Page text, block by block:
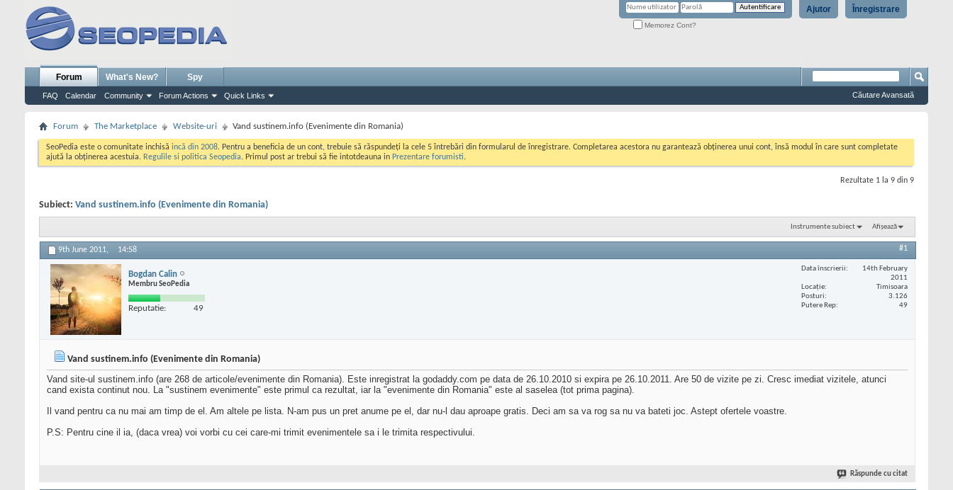
Înregistrare
Ajutor
Memorez Cont?
Forum
FAQ Calendar Community Forum Actions Quick Links
What's New? Spy
Căutare Avansată
Forum The Marketplace Website-uri Vand sustinem.info (Evenimente din Romania)
SeoPedia este o comunitate inchisă incă din 2008. Pentru a beneficia de un cont, trebuie să răspundeți la cele 5 întrebări din formularul de înregistrare. Completarea acestora nu garantează obținerea unui cont, însă modul în care sunt completate
ajută la obținerea acestuia. Regulile si politica Seopedia. Primul post ar trebui să fie intotdeauna in Prezentare forumisti.
Rezultate 1 la 9 din 9
Subiect: Vand sustinem.info (Evenimente din Romania)
Instrumente subiect Afișează
9th June 2011, 14:58 #1
Bogdan Calin
Membru SeoPedia
Reputatie: 49
Data înscrierii
14th February
2011
Locaţie
Timisoara
Posturi
3.126
Putere Rep
49
Vand sustinem.info (Evenimente din Romania)
Vand site-ul sustinem.info (are 268 de articole/evenimente din Romania). Este inregistrat la godaddy.com pe data de 26.10.2010 si expira pe 26.10.2011. Are 50 de vizite pe zi. Cresc imediat vizitele, atunci
cand exista continut nou. La "sustinem evenimente" este primul ca rezultat, iar la "evenimente din Romania" este al saselea (tot prima pagina).
Il vand pentru ca nu mai am timp de el. Am altele pe lista. N-am pus un pret anume pe el, dar nu-l dau aproape gratis. Deci am sa va rog sa nu va bateti joc. Astept ofertele voastre.
P.S: Pentru cine il ia, (daca vrea) voi vorbi cu cei care-mi trimit evenimentele sa i le trimita respectivului.
Răspunde cu citat